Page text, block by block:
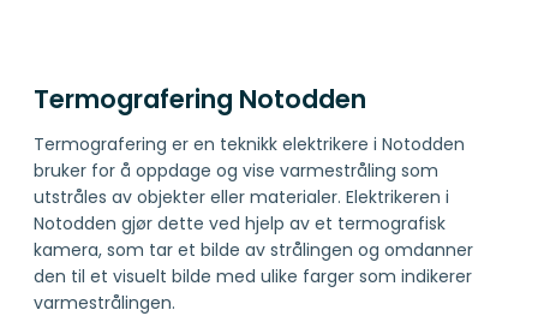
Termografering Notodden
Termografering er en teknikk elektrikere i Notodden
bruker for å oppdage og vise varmestråling som
utstråles av objekter eller materialer. Elektrikeren i
Notodden gjør dette ved hjelp av et termografisk
kamera, som tar et bilde av strålingen og omdanner
den til et visuelt bilde med ulike farger som indikerer
varmestrålingen.